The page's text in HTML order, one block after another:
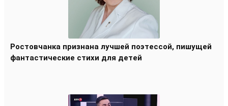
Ростовчанка признана лучшей поэтессой, пишущей
фантастические стихи для детей